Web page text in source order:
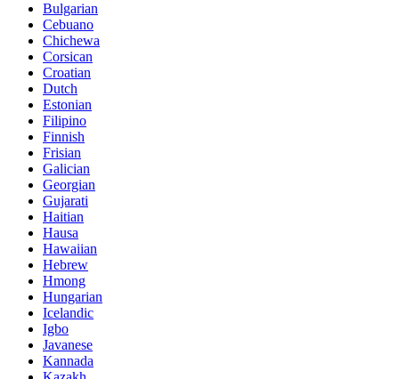
Bulgarian
Cebuano
Chichewa
Corsican
Croatian
Dutch
Estonian
Filipino
Finnish
Frisian
Galician
Georgian
Gujarati
Haitian
Hausa
Hawaiian
Hebrew
Hmong
Hungarian
Icelandic
Igbo
Javanese
Kannada